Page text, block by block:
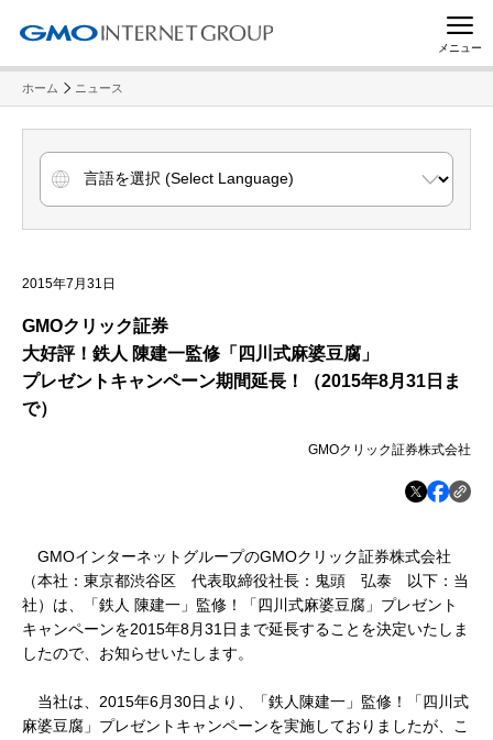
メニュー
ホーム ニュース
2015年7月31日
GMOクリック証券
大好評！鉄人 陳建一監修「四川式麻婆豆腐」
プレゼントキャンペーン期間延長！（2015年8月31日ま
で）
GMOクリック証券株式会社
GMOインターネットグループのGMOクリック証券株式会社
（本社：東京都渋谷区 代表取締役社長：鬼頭 弘泰 以下：当
社）は、「鉄人 陳建一」監修！「四川式麻婆豆腐」プレゼント
キャンペーンを2015年8月31日まで延長することを決定いたしま
したので、お知らせいたします。
当社は、 2015年6月30日より、
「鉄人陳建一」監修！「四川式
麻婆豆腐」プレゼントキャンペーンを実施しておりましたが、こ